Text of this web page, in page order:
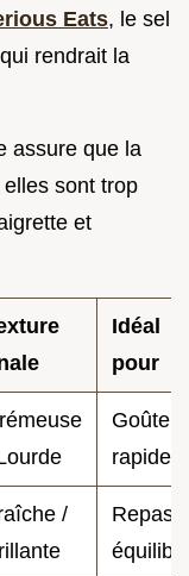
Eats, le sel
rendrait la
assure que la
sont trop
et
Idéal
pour
Goûter
rapide
/
Repas